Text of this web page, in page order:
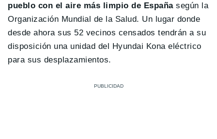
pueblo con el aire más limpio de Españasegún la
Organización Mundial de la Salud. Un lugar donde
desde ahora sus 52 vecinos censados tendrán a su
disposición una unidad del Hyundai Kona eléctrico
para sus desplazamientos.